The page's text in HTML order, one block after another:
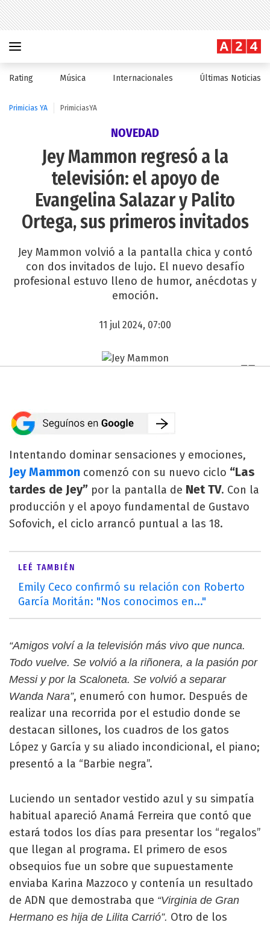
Rating Música Internacionales Últimas Noticias
Primicias YA PrimiciasYA
NOVEDAD
Jey Mammon regresó a la
televisión: el apoyo de
Evangelina Salazar y Palito
Ortega, sus primeros invitados
Jey Mammon volvió a la pantalla chica y contó
con dos invitados de lujo. El nuevo desafío
profesional estuvo lleno de humor, anécdotas y
emoción.
11 jul 2024, 07:00
Intentando dominar sensaciones y emociones,
Jey Mammon comenzó con su nuevo ciclo “Las
tardes de Jey” por la pantalla de Net TV. Con la
producción y el apoyo fundamental de Gustavo
Sofovich, el ciclo arrancó puntual a las 18.
LEÉ TAMBIÉN
Emily Ceco confirmó su relación con Roberto
García Moritán: "Nos conocimos en..."
“Amigos volví a la televisión más vivo que nunca.
Todo vuelve. Se volvió a la riñonera, a la pasión por
Messi y por la Scaloneta. Se volvió a separar
Wanda Nara”, enumeró con humor. Después de
realizar una recorrida por el estudio donde se
destacan sillones, los cuadros de los gatos
López y García y su aliado incondicional, el piano;
presentó a la “Barbie negra”.
Luciendo un sentador vestido azul y su simpatía
habitual apareció Anamá Ferreira que contó que
estará todos los días para presentar los “regalos”
que llegan al programa. El primero de esos
obsequios fue un sobre que supuestamente
enviaba Karina Mazzoco y contenía un resultado
de ADN que demostraba que “Virginia de Gran
Hermano es hija de Lilita Carrió”. Otro de los